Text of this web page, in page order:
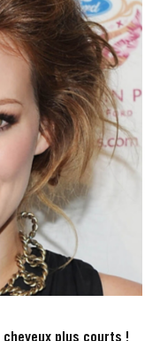
plus courts !